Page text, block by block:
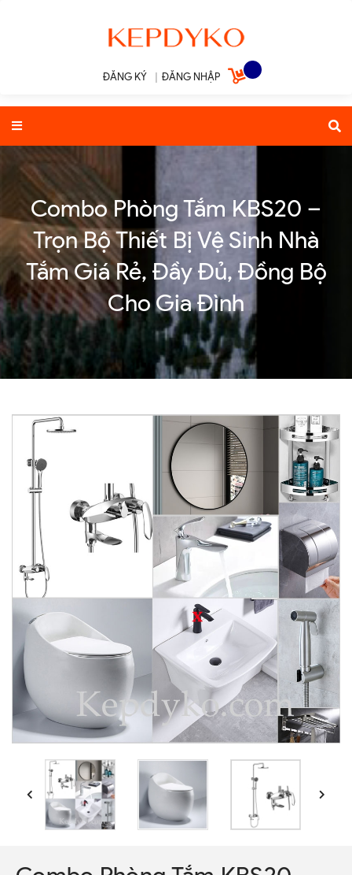
ĐĂNG KÝ ĐĂNG NHẬP
Combo Phòng Tắm KBS20 –
Trọn Bộ Thiết Bị Vệ Sinh Nhà
Tắm Giá Rẻ, Đầy Đủ, Đồng Bộ
Cho Gia Đình